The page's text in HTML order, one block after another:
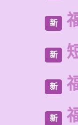
新
新
新
新